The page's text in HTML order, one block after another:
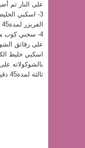
على النار ثم
3- اسكبي
الفريزر لمدة45 دقيقة.
4- سخني كوب
على رقائق
اسكبي خليط
بالشوكولاته
ثالثة لمدة45 دقيقة ثم اخرجيها وقدميها.